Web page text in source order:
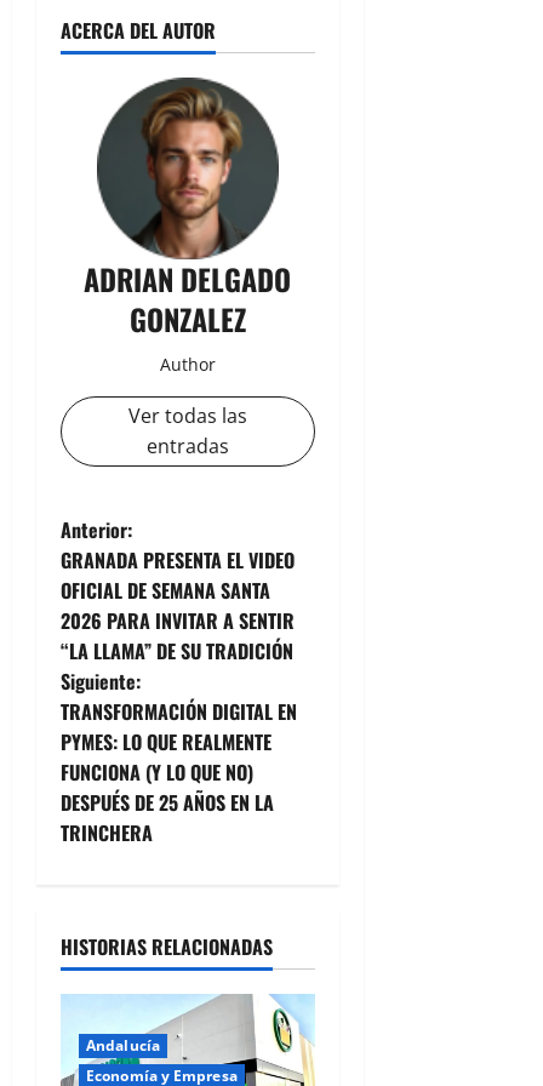
ACERCA DEL AUTOR
ADRIAN DELGADO
GONZALEZ
Author
Ver todas las
entradas
N
a
v
e
g
a
c
ó
n
Anterior:
GRANADA PRESENTA EL VIDEO
OFICIAL DE SEMANA SANTA
2026 PARA INVITAR A SENTIR
“LA LLAMA” DE SU TRADICIÓN
Siguiente:
TRANSFORMACIÓN DIGITAL EN
PYMES: LO QUE REALMENTE
FUNCIONA (Y LO QUE NO)
DESPUÉS DE 25 AÑOS EN LA
TRINCHERA
HISTORIAS RELACIONADAS
Andalucía
Economía y Empresa